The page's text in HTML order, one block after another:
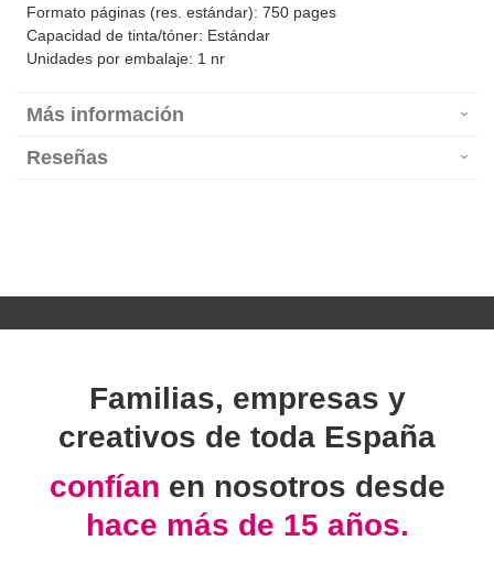
Formato páginas (res. estándar): 750 pages
Capacidad de tinta/tóner: Estándar
Unidades por embalaje: 1 nr
Más información
Reseñas
Familias, empresas y
creativos de toda España
confían en nosotros desde
hace más de 15 años.